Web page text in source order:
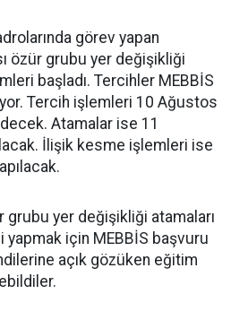
görev yapan
özür grubu yer değişikliği
başladı. Tercihler MEBBİS
Tercih işlemleri 10 Ağustos
Atamalar ise 11
İlişik kesme işlemleri ise
grubu yer değişikliği atamaları
yapmak için MEBBİS başvuru
açık gözüken eğitim